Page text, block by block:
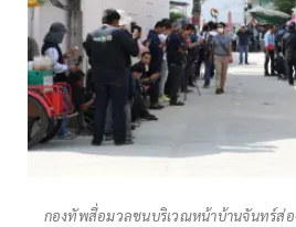
กองทัพสื่อมวลชนบริเวณหน้าบ้านจันทร์ส่